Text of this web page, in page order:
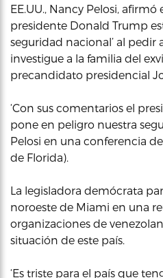
EE.UU., Nancy Pelosi, afirmó
presidente Donald Trump
seguridad nacional’ al
investigue a la familia del
precandidato presidencial
‘Con sus comentarios el
pone en peligro nuestra
Pelosi en una conferencia
de Florida).
La legisladora demócrata
noroeste de Miami en una
organizaciones de
situación de este país.
‘Es triste para el país que